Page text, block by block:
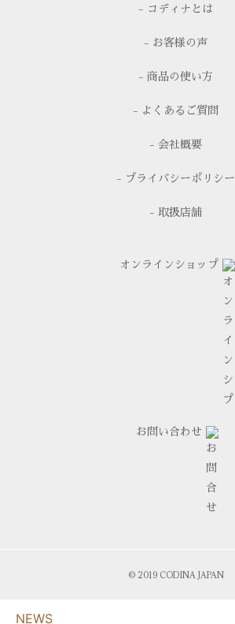
- コディナとは
- お客様の声
- 商品の使い方
- よくあるご質問
- 会社概要
- プライバシーポリシー
- 取扱店舗
オンラインショップ
お問い合わせ
© 2019 CODINA JAPAN
NEWS